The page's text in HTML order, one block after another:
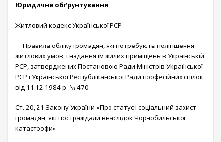
Юридичне обґрунтування
Житловий кодекс Української РСР
Правила обліку громадян, які потребують поліпшення
житлових умов, і надання їм жилих приміщень в Українській
РСР, затверджених Постановою Ради Міністрів Української
РСР і Української Республіканської Ради професійних спілок
від 11.12.1984 р. № 470
Ст. 20, 21 Закону України «Про статус і соціальний захист
громадян, які постраждали внаслідок Чорнобильської
катастрофи»